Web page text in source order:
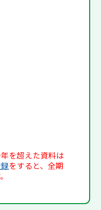
を超えた資料は
をすると、全期